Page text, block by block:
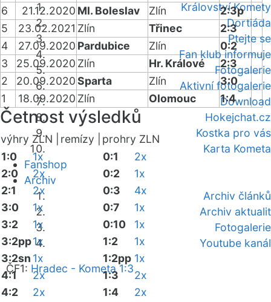
Království Komety
Dortiáda
Ptejte se
Fan klub informuje
Fotogalerie
Aktivní fotogalerie
Download
Hokejchat.cz
Kostka pro vás
Karta Kometa
Fanshop
Archiv
Archiv článků
Archiv aktualit
Fotogalerie
Youtube kanál
ČF1: Hradec - Kometa 1:3
6
21.12.2020 Ml. Boleslav Zlín
2:3p
5
23.02.2021 Zlín Třinec
2:3
4
27.09.2020 Pardubice Zlín
0:2
3
25.09.2020 Zlín Hr. Králové
2:3
2
20.09.2020Sparta Zlín
3:0
1
18.09.2020 Zlín Olomouc 1:4
Četnost výsledků
výhry ZLN | remízy |
prohry ZLN
1:0
1x
2:0
2x
2:1
2x
3:0
1x
3:2
1x
3:2pp1x
3:2sn 1x
4:1
2x
4:2
2x
0:1
2x
0:2
1x
0:3
4x
0:7
1x
0:10
1x
1:2
1x
1:2pp 1x
1:3
2x
1:4
2x